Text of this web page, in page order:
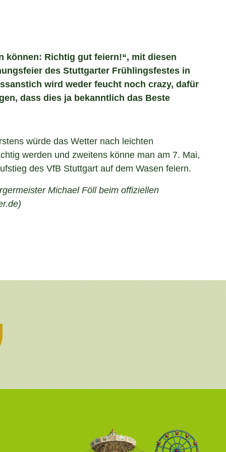
können: Richtig gut feiern!“, mit diesen
des Stuttgarter Frühlingsfestes in
wird weder feucht noch crazy, dafür
dass dies ja bekanntlich das Beste
würde das Wetter nach leichten
werden und zweitens könne man am 7. Mai,
des VfB Stuttgart auf dem Wasen feiern.
Michael Föll beim offiziellen